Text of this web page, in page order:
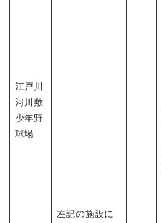
左記の施設に
江戸川
河川敷
少年野
球場